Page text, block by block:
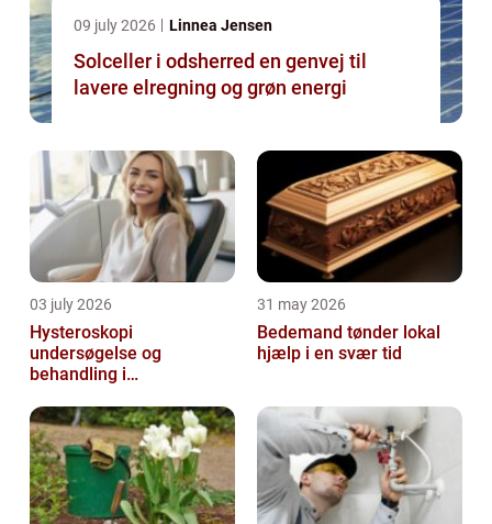
09 july 2026 Linnea Jensen
Solceller i odsherred en genvej til
lavere elregning og grøn energi
03 july 2026
Hysteroskopi
undersøgelse og
behandling i
31 may 2026
Bedemand tønder lokal
hjælp i en svær tid